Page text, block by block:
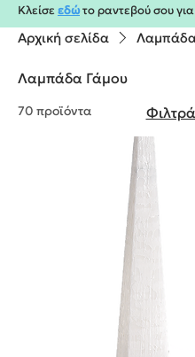
Κλείσεεδώτο ραντεβού σου
Αρχική σελίδα
Λαμπάδα Γάμου
70 προϊόντα